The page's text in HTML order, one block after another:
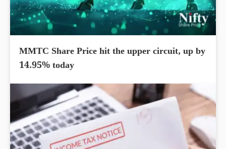
MMTC Share Price hit the upper circuit, up by
14.95% today